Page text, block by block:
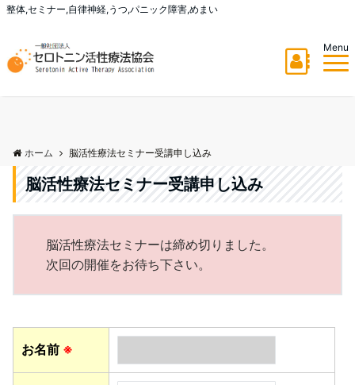
整体,セミナー,自律神経,うつ,パニック障害,めまい
Menu
ホーム 脳活性療法セミナー受講申し込み
脳活性療法セミナー受講申し込み
脳活性療法セミナーは締め切りました。
次回の開催をお待ち下さい。
お名前 ※